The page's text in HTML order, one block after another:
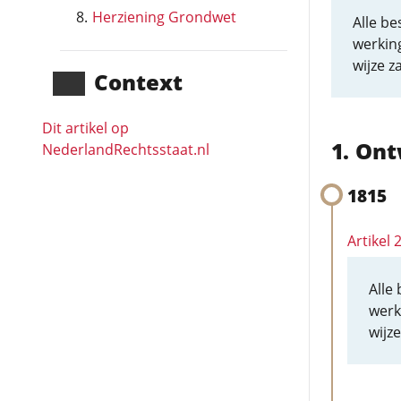
Herziening Grondwet
Context
Dit artikel op
NederlandRechts­staat.nl
Alle
wijze
1815
Artikel
Alle